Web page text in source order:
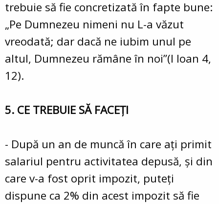
trebuie să fie concretizată în fapte bune:
„Pe Dumnezeu nimeni nu L-a văzut
vreodată; dar dacă ne iubim unul pe
altul, Dumnezeu rămâne în noi”(I Ioan 4,
12).
5. CE TREBUIE SĂ FACEŢI
- După un an de muncă în care aţi primit
salariul pentru activitatea depusă, şi din
care v-a fost oprit impozit, puteţi
dispune ca 2% din acest impozit să fie